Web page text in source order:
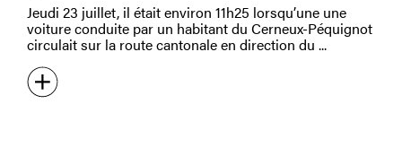
Jeudi 23 juillet, il était environ 11h25 lorsqu’une une
voiture conduite par un habitant du Cerneux-Péquignot
circulait sur la route cantonale en direction du